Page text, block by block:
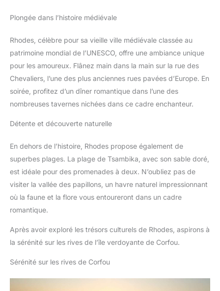
Plongée dans l’histoire médiévale
Rhodes, célèbre pour sa vieille ville médiévale classée au
patrimoine mondial de l’UNESCO, offre une ambiance unique
pour les amoureux. Flânez main dans la main sur la rue des
Chevaliers, l’une des plus anciennes rues pavées d’Europe. En
soirée, profitez d’un dîner romantique dans l’une des
nombreuses tavernes nichées dans ce cadre enchanteur.
Détente et découverte naturelle
En dehors de l’histoire, Rhodes propose également de
superbes plages. La plage de Tsambika, avec son sable doré,
est idéale pour des promenades à deux. N’oubliez pas de
visiter la vallée des papillons, un havre naturel impressionnant
où la faune et la flore vous entoureront dans un cadre
romantique.
Après avoir exploré les trésors culturels de Rhodes, aspirons à
la sérénité sur les rives de l’île verdoyante de Corfou.
Sérénité sur les rives de Corfou